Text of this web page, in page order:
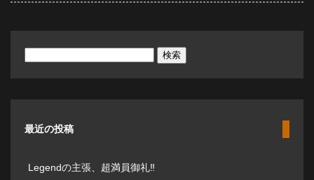
最近の投稿
Legendの主張、超満員御礼‼️